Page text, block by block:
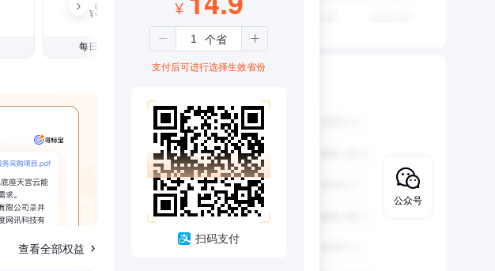
¥99
每日仅1.08元
查看全部权益
¥
支付后可进行选择生效省份
扫码支付
公众号